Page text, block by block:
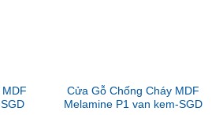
Cửa Gỗ Chống Cháy MDF
Melamine P1 van kem-SGD